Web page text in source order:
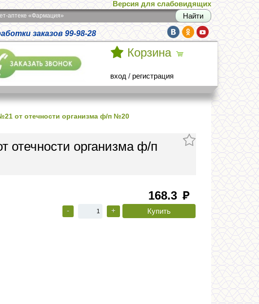
Версия для слабовидящих
аптеке «Фармация»
заказов 99-98-28
Корзина
вход / регистрация
от отечности организма ф/п №20
организма ф/п
168.3 руб
- +